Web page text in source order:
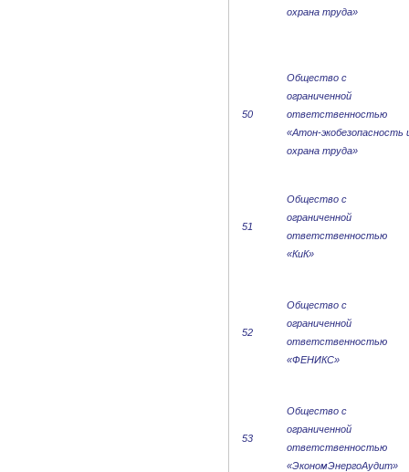
охрана труда»
50
Общество с
ограниченной
ответственностью
«Атон-экобезопасность
охрана труда»
51
Общество с
ограниченной
ответственностью
«КиК»
52
Общество с
ограниченной
ответственностью
«ФЕНИКС»
53
Общество с
ограниченной
ответственностью
«ЭкономЭнергоАудит»